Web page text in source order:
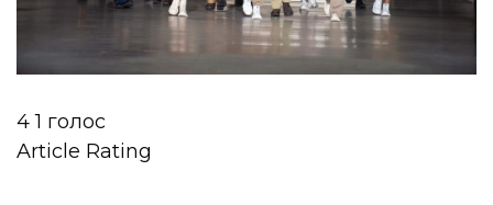
4 1 голос
Article Rating